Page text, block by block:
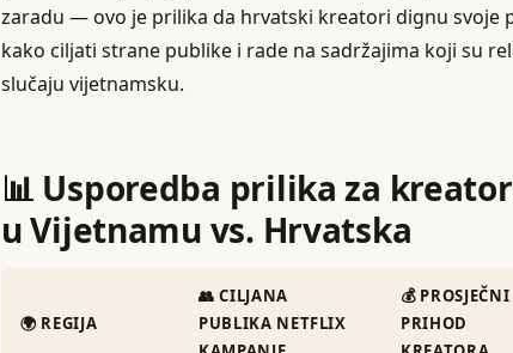
zaradu — ovo je prilika da hrvatski kreatori dignu svoje
kako ciljati strane publike i rade na sadržajima koji su
slučaju vijetnamsku.
📊 Usporedba prilika za
u Vijetnamu vs. Hrvatska
🌍 REGIJA
👥 CILJANA
PUBLIKA NETFLIX
💰 PROSJEČNI
PRIHOD